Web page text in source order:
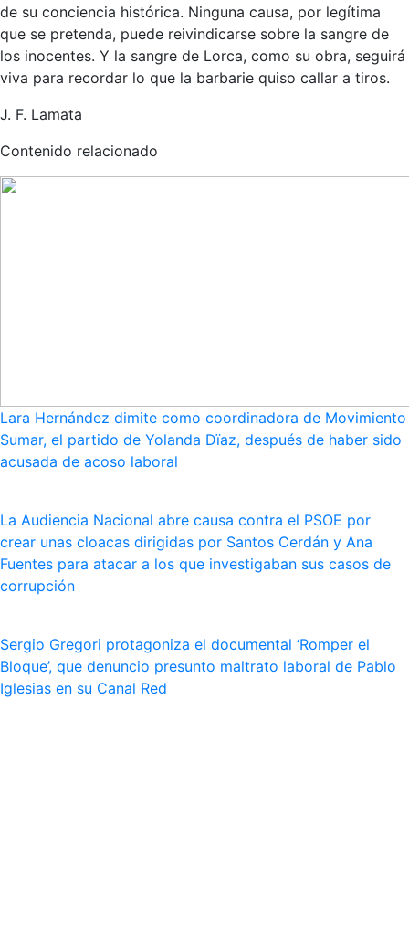
de su conciencia histórica. Ninguna causa, por legítima
que se pretenda, puede reivindicarse sobre la sangre de
los inocentes. Y la sangre de Lorca, como su obra, seguirá
viva para recordar lo que la barbarie quiso callar a tiros.
J. F. Lamata
Contenido relacionado
Lara Hernández dimite como coordinadora de Movimiento
Sumar, el partido de Yolanda Dïaz, después de haber sido
acusada de acoso laboral
La Audiencia Nacional abre causa contra el PSOE por
crear unas cloacas dirigidas por Santos Cerdán y Ana
Fuentes para atacar a los que investigaban sus casos de
corrupción
Sergio Gregori protagoniza el documental ‘Romper el
Bloque’, que denuncio presunto maltrato laboral de Pablo
Iglesias en su Canal Red